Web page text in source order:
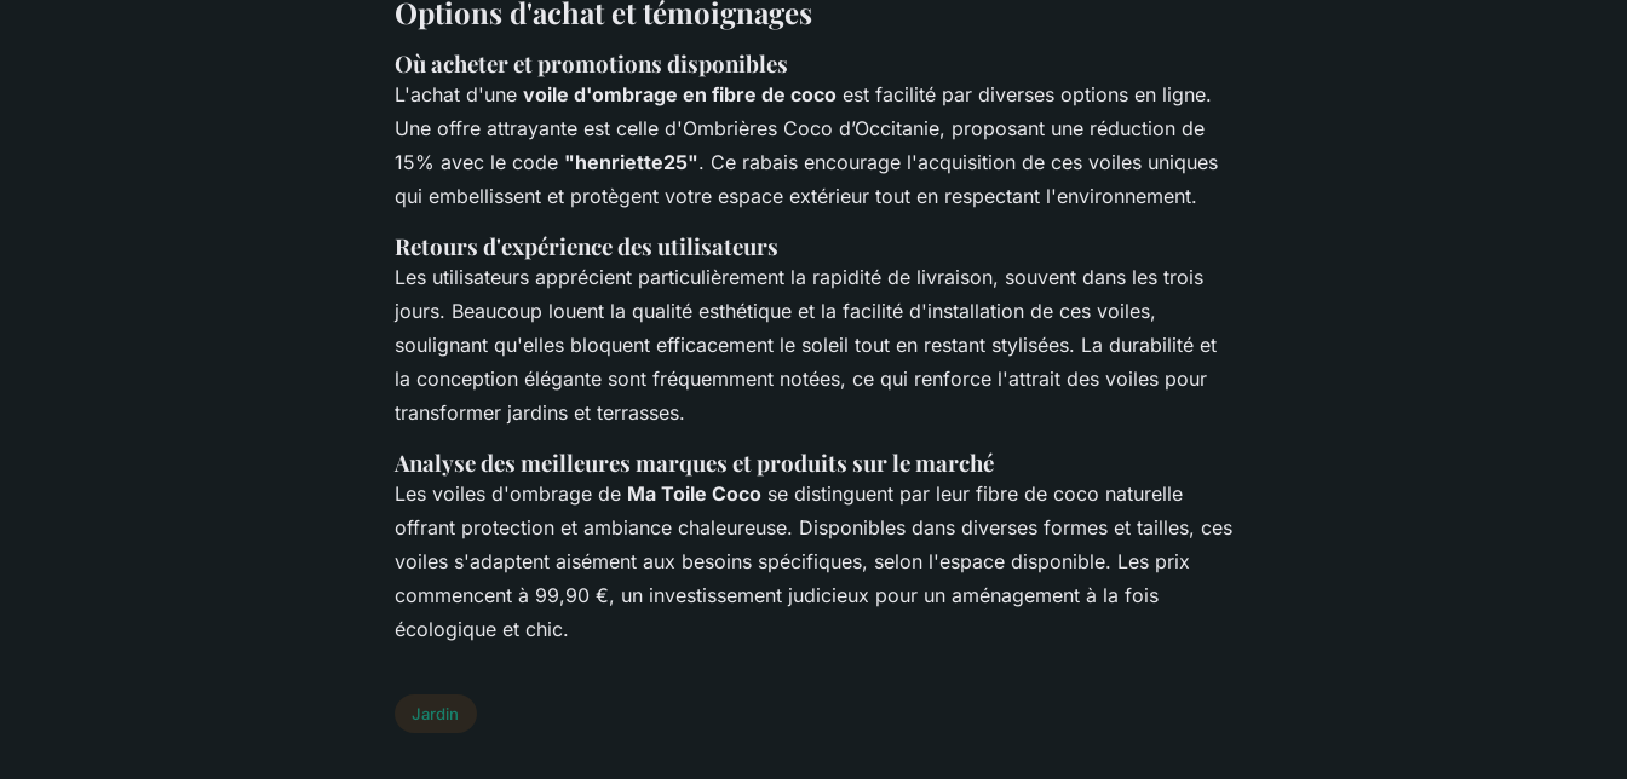
Options d'achat et témoignages
Où acheter et promotions disponibles
L'achat d'une voile d'ombrage en fibre de coco est facilité par diverses options en ligne.
Une offre attrayante est celle d'Ombrières Coco d’Occitanie, proposant une réduction de
15% avec le code "henriette25". Ce rabais encourage l'acquisition de ces voiles uniques
qui embellissent et protègent votre espace extérieur tout en respectant l'environnement.
Retours d'expérience des utilisateurs
Les utilisateurs apprécient particulièrement la rapidité de livraison, souvent dans les trois
jours. Beaucoup louent la qualité esthétique et la facilité d'installation de ces voiles,
soulignant qu'elles bloquent efficacement le soleil tout en restant stylisées. La durabilité et
la conception élégante sont fréquemment notées, ce qui renforce l'attrait des voiles pour
transformer jardins et terrasses.
Analyse des meilleures marques et produits sur le marché
Les voiles d'ombrage de Ma Toile Coco se distinguent par leur fibre de coco naturelle
offrant protection et ambiance chaleureuse. Disponibles dans diverses formes et tailles, ces
voiles s'adaptent aisément aux besoins spécifiques, selon l'espace disponible. Les prix
commencent à 99,90 €, un investissement judicieux pour un aménagement à la fois
écologique et chic.
Jardin